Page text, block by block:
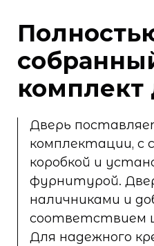
комплект
Дверь
комплектации, с
коробкой и
фурнитурой.
наличниками и
соответствием
Для надежного